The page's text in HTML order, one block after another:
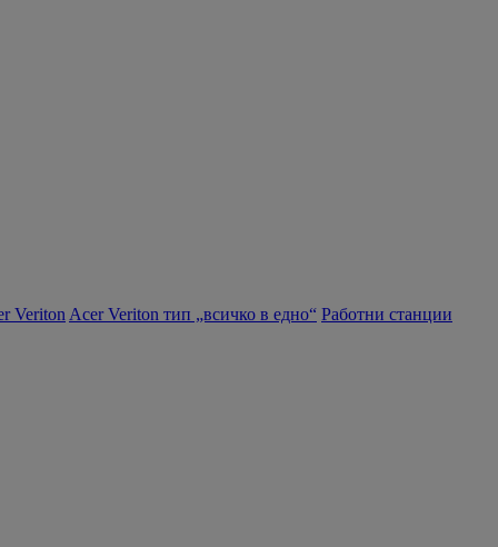
Veriton Acer Veriton тип „всичко в едно“ Работни станции